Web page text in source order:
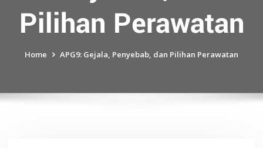
Pilihan Perawatan
Home APG9: Gejala, Penyebab, dan Pilihan Perawatan